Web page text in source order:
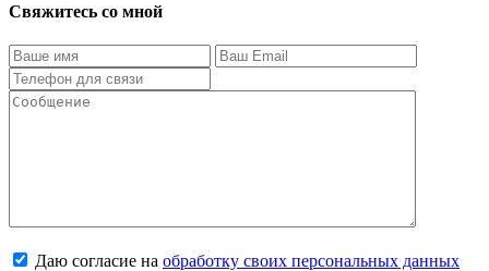
Свяжитесь со мной
Даю согласие на обработку своих персональных данных